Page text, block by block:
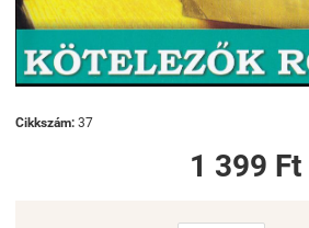
Cikkszám: 37
1 399 Ft